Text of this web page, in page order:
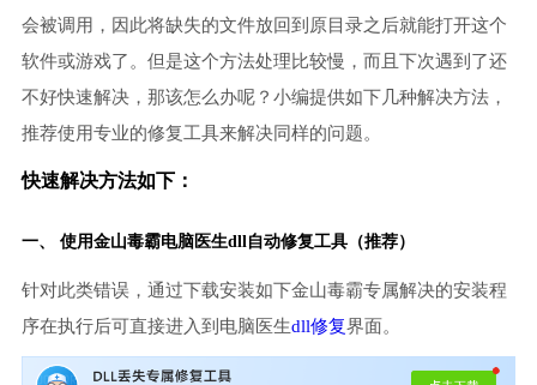
会被调用，因此将缺失的文件放回到原目录之后就能打开这个
软件或游戏了。但是这个方法处理比较慢，而且下次遇到了还
不好快速解决，那该怎么办呢？小编提供如下几种解决方法，
推荐使用专业的修复工具来解决同样的问题。
快速解决方法如下：
一、 使用金山毒霸电脑医生dll自动修复工具（推荐）
针对此类错误，通过下载安装如下金山毒霸专属解决的安装程
序在执行后可直接进入到电脑医生dll修复界面。